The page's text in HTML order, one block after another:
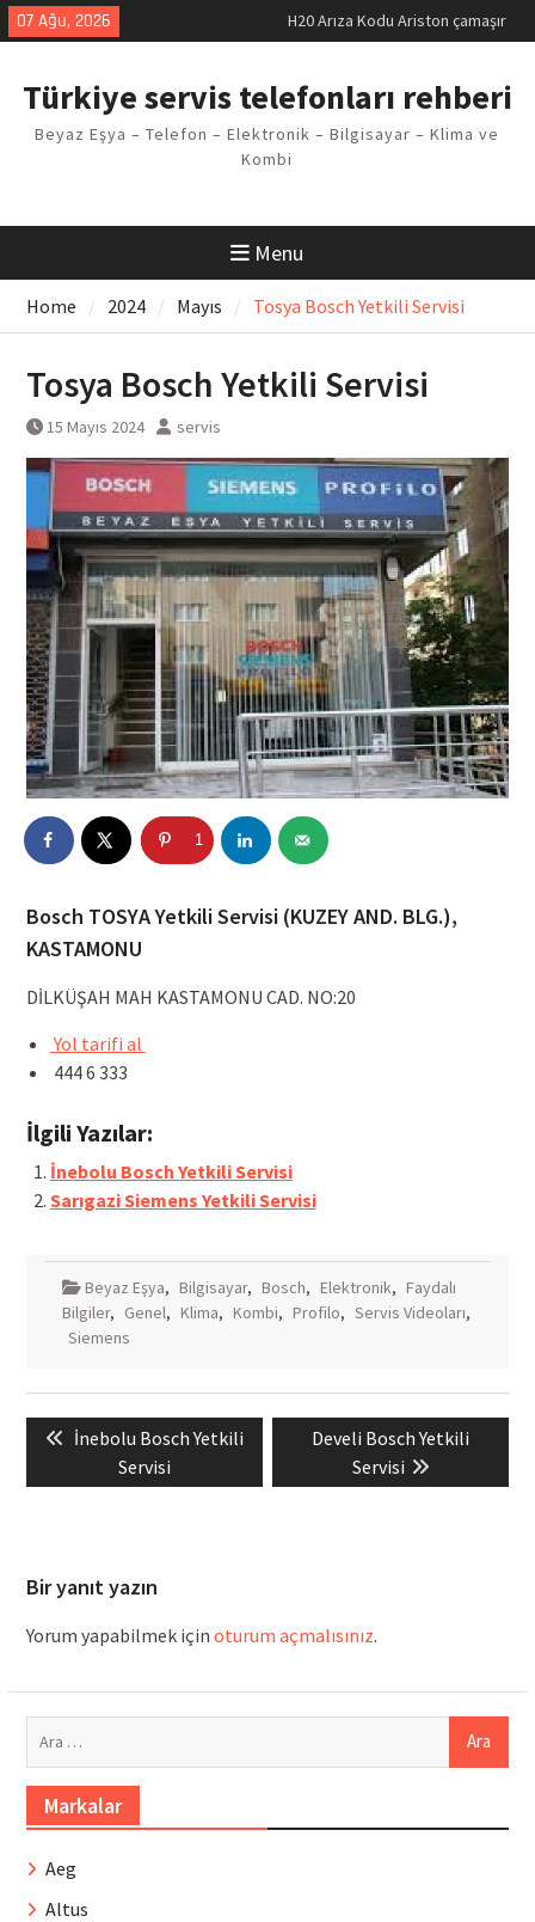
Skip
to
07 Ağu, 2026
H20 Arıza Kodu Ariston çamaşır
makinesi Sorunu
Arçelik buzdolabı F5 Hatası
Vaillant çamaşır makinesi E03
Arıza Kodu
Türkiye servis telefonları rehberi
Beyaz Eşya – Telefon – Elektronik – Bilgisayar – Klima ve
Kombi
Menu
Home 2024 Mayıs Tosya Bosch Yetkili Servisi
Tosya Bosch Yetkili Servisi
15 Mayıs 2024 servis
1
Bosch TOSYA Yetkili Servisi (KUZEY AND. BLG.),
KASTAMONU
DİLKÜŞAH MAH KASTAMONU CAD. NO:20
Yol tarifi al
444 6 333
İlgili Yazılar:
İnebolu Bosch Yetkili Servisi
Sarıgazi Siemens Yetkili Servisi
Beyaz Eşya, Bilgisayar, Bosch, Elektronik, Faydalı
Bilgiler, Genel, Klima, Kombi, Profilo, Servis Videoları,
Siemens
gezinmesi
Previous
İnebolu Bosch Yetkili
Servisi
Next
post:
Develi Bosch Yetkili
Servisi
Bir yanıt yazın
Yorum yapabilmek için oturum açmalısınız.
Markalar
Aeg
Altus